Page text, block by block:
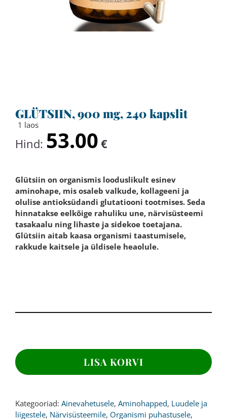
GLÜTSIIN, 900 mg, 240 kapslit
1 laos
Hind: 53.00 €
Glütsiin on organismis looduslikult esinev
aminohape, mis osaleb valkude, kollageeni ja
olulise antioksüdandi glutatiooni tootmises. Seda
hinnatakse eelkõige rahuliku une, närvisüsteemi
tasakaalu ning lihaste ja sidekoe toetajana.
Glütsiin aitab kaasa organismi taastumisele,
rakkude kaitsele ja üldisele heaolule.
240
LISA KORVI
Kategooriad: Ainevahetusele, Aminohapped, Luudele ja
liigestele, Närvisüsteemile, Organismi puhastusele,